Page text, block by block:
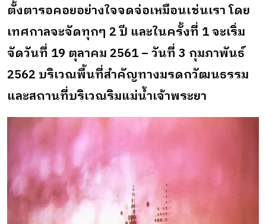
ตั้งตารอคอยอย่างใจจดจ่อเหมือนเช่นเรา โดย
เทศกาลจะจัดทุกๆ 2 ปี และในครั้งที่ 1 จะเริ่ม
จัดวันที่ 19 ตุลาคม 2561 – วันที่ 3 กุมภาพันธ์
2562 บริเวณพื้นที่สำคัญทางมรดกวัฒนธรรม
และสถานที่บริเวณริมแม่น้ำเจ้าพระยา